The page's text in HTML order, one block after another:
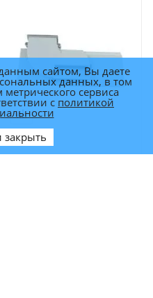
сайтом, Вы даете
данных, в том
сервиса
с политикой
закрыть